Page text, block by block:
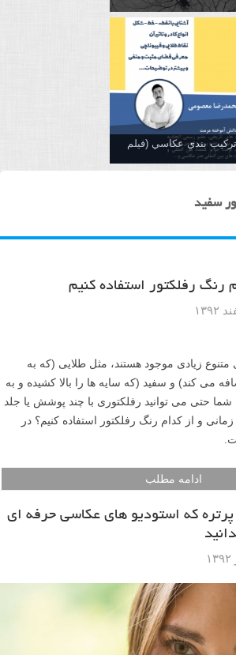
بندي عكاسي (فیلم
سفید
رنگ رفلکتور استفاده کنیم
زیادی موجود هستند، مثل طلایی (که به
می کند) و سفید (که سایه ها را بالا کشیده و به
حتی می توانید رفلکتوری با چند پوشش یا جلد
و از کدام رنگ رفلکتور استفاده کنیم؟ در
ادامه مطلب
پرتره که استودیو های عکاسی حرفه ای